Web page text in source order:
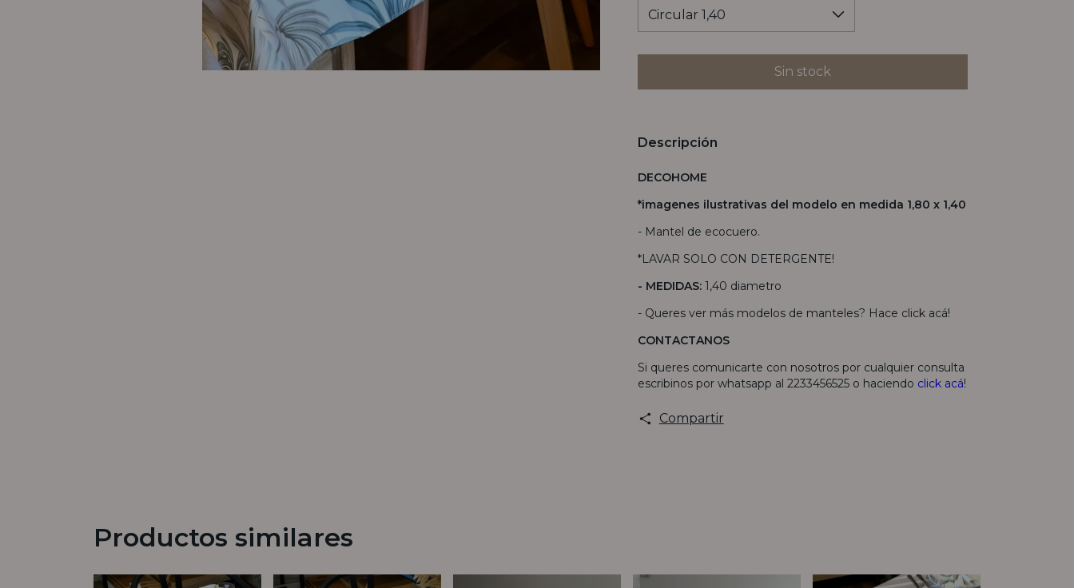
Descripción
DECOHOME
*imagenes ilustrativas del modelo en medida 1,80 x 1,40
- Mantel de ecocuero.
*LAVAR SOLO CON DETERGENTE!
- MEDIDAS: 1,40 diametro
- Queres ver más modelos de manteles? Hace click acá!
CONTACTANOS
Si queres comunicarte con nosotros por cualquier consulta
escribinos por whatsapp al 2233456525 o haciendo click acá!
Compartir
Productos similares